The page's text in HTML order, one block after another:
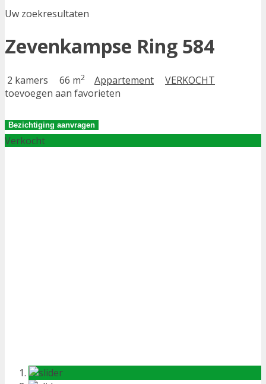
Uw zoekresultaten
Zevenkampse Ring 584
2 kamers 66 m2 Appartement
VERKOCHT
toevoegen aan favorieten
Bezichtiging aanvragen
Verkocht